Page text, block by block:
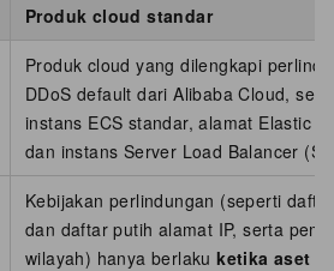
Produk cloud standar
Produk cloud yang dilengkapi
DDoS default dari Alibaba Cloud,
instans ECS standar, alamat Elastic
dan instans Server Load Balancer
Kebijakan perlindungan (seperti
dan daftar putih alamat IP, serta
wilayah) hanya berlakuketika aset